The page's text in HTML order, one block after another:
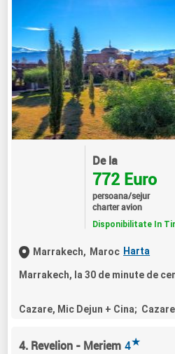
De la
772 Euro
persoana/sejur
charter avion
Disponibilitate In
Marrakech, Maroc Harta
Marrakech, la 30 de minute de
Cazare, Mic Dejun + Cina;
4. Revelion - Meriem 4★